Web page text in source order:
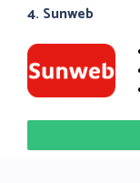
4. Sunweb